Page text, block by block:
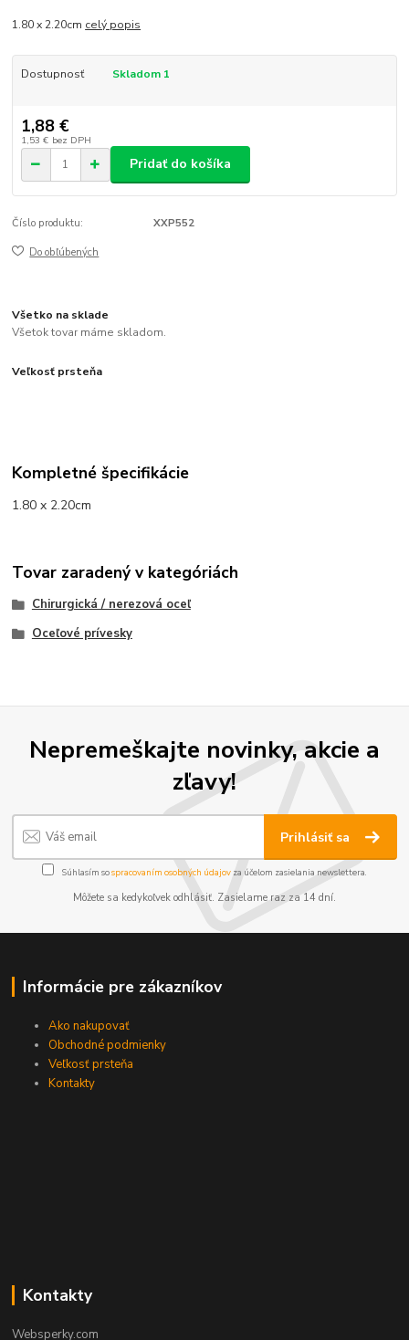
1.80 x 2.20cm celý popis
Dostupnosť Skladom 1
1,88 €
1,53 € bez DPH
Pridať do košíka
Číslo produktu: XXP552
Do obľúbených
Všetko na sklade
Všetok tovar máme skladom.
Veľkosť prsteňa
Kompletné špecifikácie
1.80 x 2.20cm
Tovar zaradený v kategóriách
Chirurgická / nerezová oceľ
Oceľové prívesky
Nepremeškajte novinky, akcie a
zľavy!
Prihlásiť sa
Súhlasím sospracovaním osobných údajov za účelom zasielania newslettera.
Môžete sa kedykoľvek odhlásiť. Zasielame raz za 14 dní.
Informácie pre zákazníkov
Ako nakupovať
Obchodné podmienky
Veľkosť prsteňa
Kontakty
Kontakty
Websperky.com